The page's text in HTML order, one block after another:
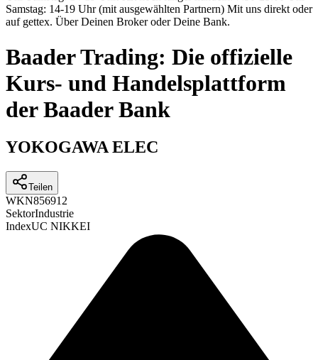
Samstag: 14-19 Uhr (mit ausgewählten Partnern) Mit uns direkt oder
auf gettex. Über Deinen Broker oder Deine Bank.
Baader Trading: Die offizielle
Kurs- und Handelsplattform
der Baader Bank
YOKOGAWA ELEC
Teilen
WKN856912
SektorIndustrie
IndexUC NIKKEI